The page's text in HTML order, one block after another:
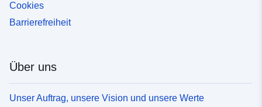
Cookies
Barrierefreiheit
Über uns
Unser Auftrag, unsere Vision und unsere Werte